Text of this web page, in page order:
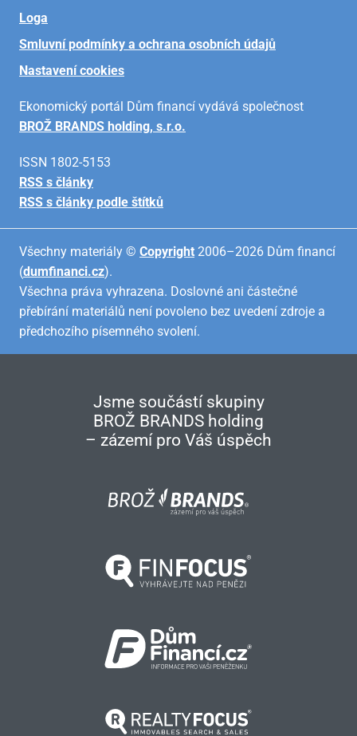
Loga
Smluvní podmínky a ochrana osobních údajů
Nastavení cookies
Ekonomický portál Dům financí vydává společnost
BROŽ BRANDS holding, s.r.o.
ISSN 1802-5153
RSS s články
RSS s články podle štítků
Všechny materiály © Copyright 2006–2026 Dům financí
(dumfinanci.cz).
Všechna práva vyhrazena. Doslovné ani částečné
přebírání materiálů není povoleno bez uvedení zdroje a
předchozího písemného svolení.
Jsme součástí skupiny
BROŽ BRANDS holding
– zázemí pro Váš úspěch